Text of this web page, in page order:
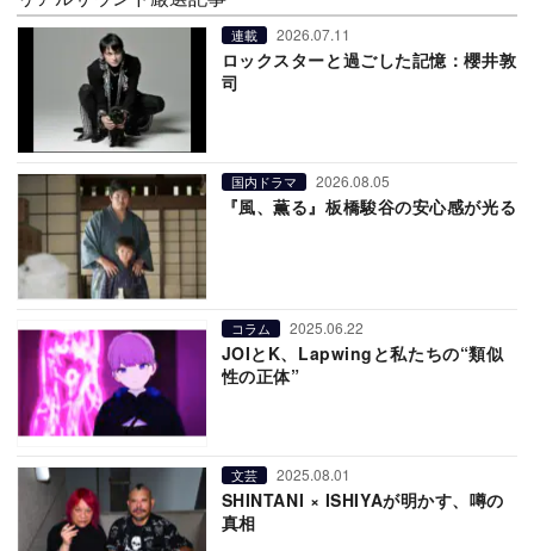
連載 2026.07.11
ロックスターと過ごした記憶：櫻井敦
司
国内ドラマ 2026.08.05
『風、薫る』板橋駿谷の安心感が光る
コラム 2025.06.22
JOIとK、Lapwingと私たちの“類似
性の正体”
文芸 2025.08.01
SHINTANI × ISHIYAが明かす、噂の
真相